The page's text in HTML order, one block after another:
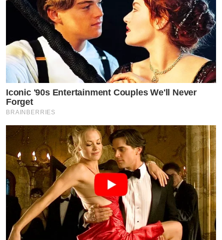
Iconic '90s Entertainment Couples We'll Never
Forget
BRAINBERRIES